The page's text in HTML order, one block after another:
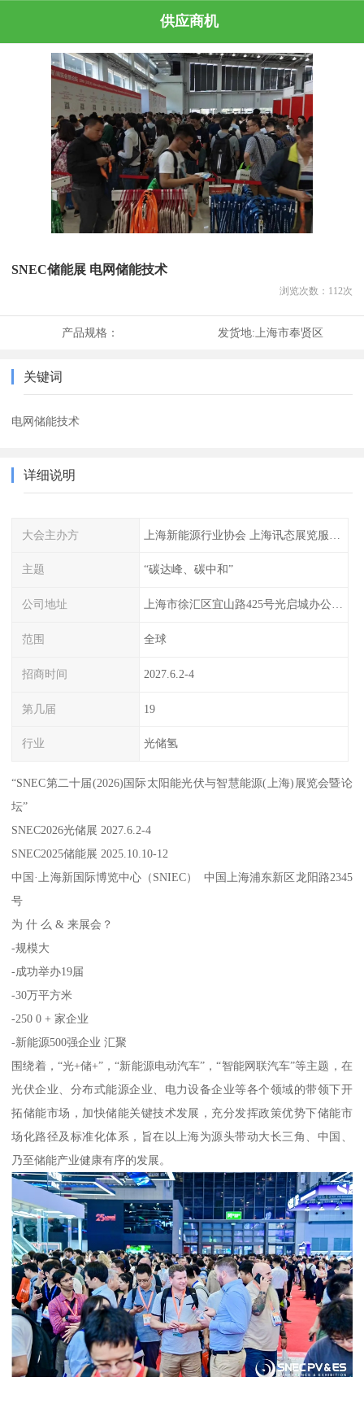
供应商机
SNEC储能展 电网储能技术
浏览次数： 112次
产品规格： 发货地:上海市奉贤区
关键词
电网储能技术
详细说明
大会主办方
主题 “碳达峰、碳中和”
公司地址 上海市徐汇区宜山路425号光启城办公楼905-907室
范围 全球
招商时间 2027.6.2-4
第几届 19
行业 光储氢
“SNEC第二十届(2026)国际太阳能光伏与智慧能源(上海)展览会暨论
坛”
SNEC2026光储展 2027.6.2-4
SNEC2025储能展 2025.10.10-12
中国·上海新国际博览中心（SNIEC） 中国上海浦东新区龙阳路2345
号
为 什 么 & 来展会？
-规模大
-成功举办19届
-30万平方米
-250 0 + 家企业
-新能源500强企业 汇聚
围绕着，“光+储+”，“新能源电动汽车”，“智能网联汽车”等主题，在
光伏企业、分布式能源企业、电力设备企业等各个领域的带领下开
拓储能市场，加快储能关键技术发展，充分发挥政策优势下储能市
场化路径及标准化体系，旨在以上海为源头带动大长三角、中国、
乃至储能产业健康有序的发展。